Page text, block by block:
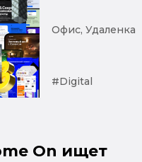
Офис, Удаленка
#Digital
On ищет